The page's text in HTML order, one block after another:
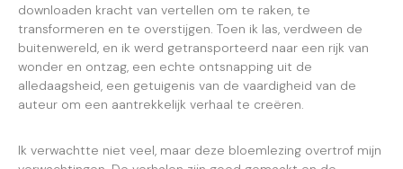
downloaden kracht van vertellen om te raken, te
transformeren en te overstijgen. Toen ik las, verdween de
buitenwereld, en ik werd getransporteerd naar een rijk van
wonder en ontzag, een echte ontsnapping uit de
alledaagsheid, een getuigenis van de vaardigheid van de
auteur om een aantrekkelijk verhaal te creëren.
Ik verwachtte niet veel, maar deze bloemlezing overtrof mijn